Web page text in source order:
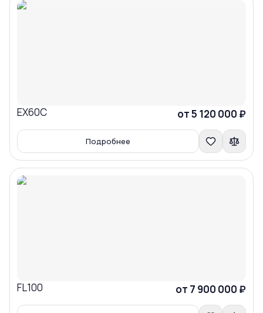
EX60C от 5 120 000 ₽
Подробнее
Сравнить
FL100 от 7 900 000 ₽
Сравнить